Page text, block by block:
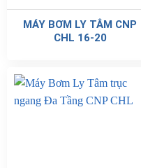
MÁY BƠM LY TÂM CNP
CHL 16-20